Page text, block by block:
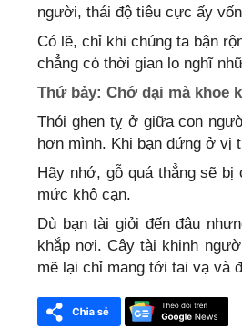
người, thái độ tiêu cực ấy
Có lẽ, chỉ khi chúng ta bận
chẳng có thời gian lo nghĩ
Thứ bảy: Chớ dại mà khoe
Thói ghen tỵ ở giữa con
hơn mình. Khi bạn đứng ở vị
Hãy nhớ, gỗ quá thẳng sẽ
mức khô cạn.
Dù bạn tài giỏi đến đâu
khắp nơi. Cậy tài khinh
mẽ lại chỉ mang tới tai vạ và